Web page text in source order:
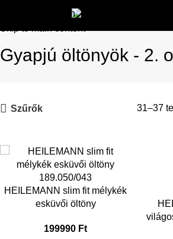
Skip to navigation
Gyapjú öltönyök - 2.
Szűrők 31–37
HEILEMANN slim fit mélykék
esküvői öltöny
199990 Ft